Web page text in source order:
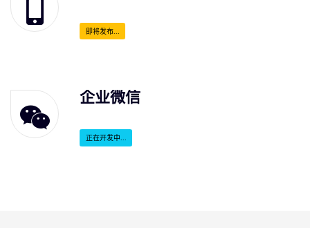
即将发布...
企业微信
正在开发中...